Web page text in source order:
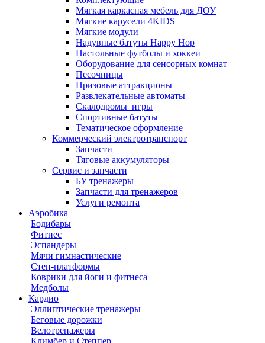
Мягкая каркасная мебель для ДОУ
Мягкие карусели 4KIDS
Мягкие модули
Надувные батуты Happy Hop
Настольные футболы и хоккеи
Оборудование для сенсорных комнат
Песочницы
Призовые аттракционы
Развлекательные автоматы
Скалодромы_игры
Спортивные батуты
Тематическое оформление
Коммерческий электротранспорт
Запчасти
Тяговые аккумуляторы
Сервис и запчасти
БУ тренажеры
Запчасти для тренажеров
Услуги ремонта
Аэробика
Бодибары
Фитнес
Эспандеры
Мячи гимнастические
Степ-платформы
Коврики для йоги и фитнеса
Медболы
Кардио
Эллиптические тренажеры
Беговые дорожки
Велотренажеры
Климбер и Степпер